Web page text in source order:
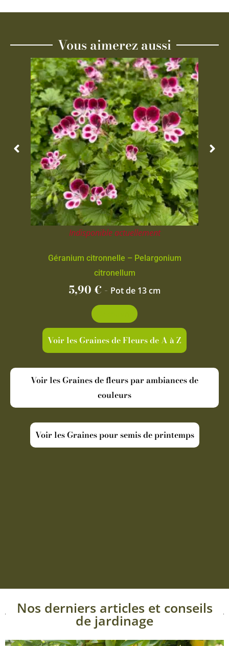
Vous aimerez aussi
Indisponible actuellement
Géranium citronnelle – Pelargonium
citronellum
5,90€ - Pot de 13 cm
Voir les Graines de Fleurs de A à Z
Voir les Graines de fleurs par ambiances de
couleurs
Voir les Graines pour semis de printemps
Nos derniers articles et conseils
de jardinage